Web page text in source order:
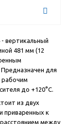
- вертикальный
481 мм (12
для
рабочим
до +120°С.
из двух
приваренных к
между